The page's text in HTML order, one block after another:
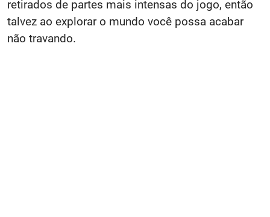
retirados de partes mais intensas do jogo, então
talvez ao explorar o mundo você possa acabar
não travando.